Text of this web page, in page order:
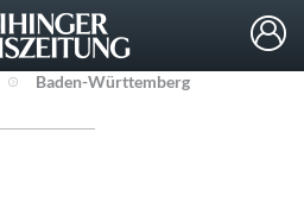
Baden-Württemberg